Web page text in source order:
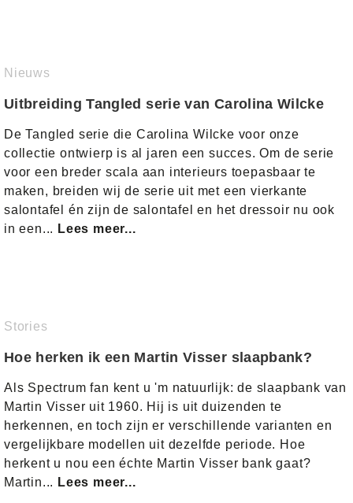
Nieuws
Uitbreiding Tangled serie van Carolina Wilcke
De Tangled serie die Carolina Wilcke voor onze
collectie ontwierp is al jaren een succes. Om de serie
voor een breder scala aan interieurs toepasbaar te
maken, breiden wij de serie uit met een vierkante
salontafel én zijn de salontafel en het dressoir nu ook
in een... Lees meer...
Stories
Hoe herken ik een Martin Visser slaapbank?
Als Spectrum fan kent u 'm natuurlijk: de slaapbank van
Martin Visser uit 1960. Hij is uit duizenden te
herkennen, en toch zijn er verschillende varianten en
vergelijkbare modellen uit dezelfde periode. Hoe
herkent u nou een échte Martin Visser bank gaat?
Martin... Lees meer...